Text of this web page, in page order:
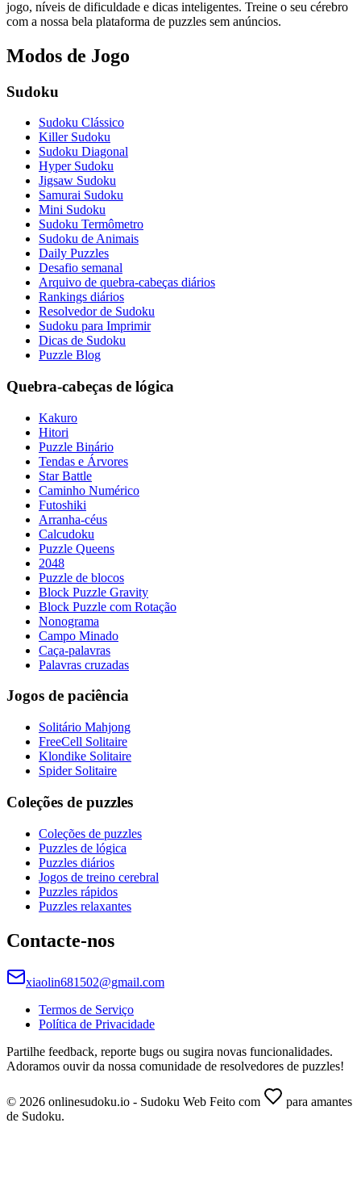
jogo, níveis de dificuldade e dicas inteligentes. Treine o seu cérebro
com a nossa bela plataforma de puzzles sem anúncios.
Modos de Jogo
Sudoku
Sudoku Clássico
Killer Sudoku
Sudoku Diagonal
Hyper Sudoku
Jigsaw Sudoku
Samurai Sudoku
Mini Sudoku
Sudoku Termômetro
Sudoku de Animais
Daily Puzzles
Desafio semanal
Arquivo de quebra-cabeças diários
Rankings diários
Resolvedor de Sudoku
Sudoku para Imprimir
Dicas de Sudoku
Puzzle Blog
Quebra-cabeças de lógica
Kakuro
Hitori
Puzzle Binário
Tendas e Árvores
Star Battle
Caminho Numérico
Futoshiki
Arranha-céus
Calcudoku
Puzzle Queens
2048
Puzzle de blocos
Block Puzzle Gravity
Block Puzzle com Rotação
Nonograma
Campo Minado
Caça-palavras
Palavras cruzadas
Jogos de paciência
Solitário Mahjong
FreeCell Solitaire
Klondike Solitaire
Spider Solitaire
Coleções de puzzles
Coleções de puzzles
Puzzles de lógica
Puzzles diários
Jogos de treino cerebral
Puzzles rápidos
Puzzles relaxantes
Contacte-nos
xiaolin681502@gmail.com
Termos de Serviço
Política de Privacidade
Partilhe feedback, reporte bugs ou sugira novas funcionalidades.
Adoramos ouvir da nossa comunidade de resolvedores de puzzles!
© 2026 onlinesudoku.io - Sudoku Web Feito com
para amantes
de Sudoku.